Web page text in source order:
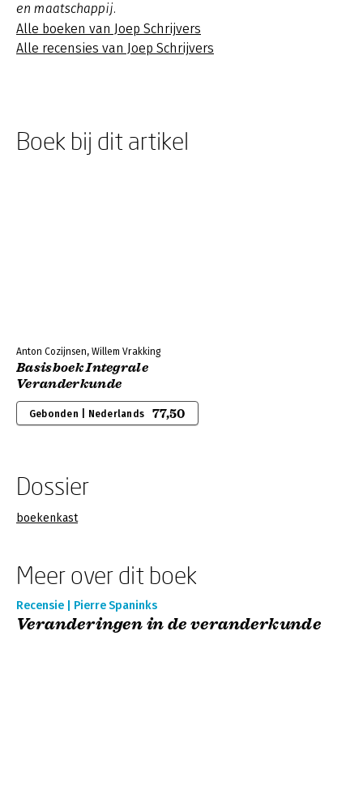
en maatschappij.
Alle boeken van Joep Schrijvers
Alle recensies van Joep Schrijvers
Boek bij dit artikel
Anton Cozijnsen, Willem Vrakking
Basisboek Integrale
Veranderkunde
Gebonden | Nederlands 77,50
Dossier
boekenkast
Meer over dit boek
Recensie | Pierre Spaninks
Veranderingen in de veranderkunde